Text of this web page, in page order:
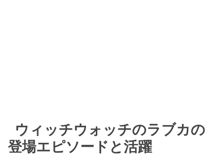
ウィッチウォッチのラブカの
登場エピソードと活躍